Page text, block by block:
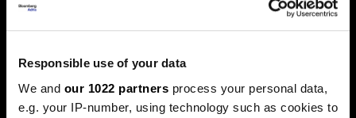
Responsible use of your data
We and our 1022 partners process your personal data,
e.g. your IP-number, using technology such as cookies to
ulagača kao najveći neprijatelj
Povijesni podaci pokazuju da su lipanj i srpanj mjeseci s
najmanjom volatilnošću na burzama.